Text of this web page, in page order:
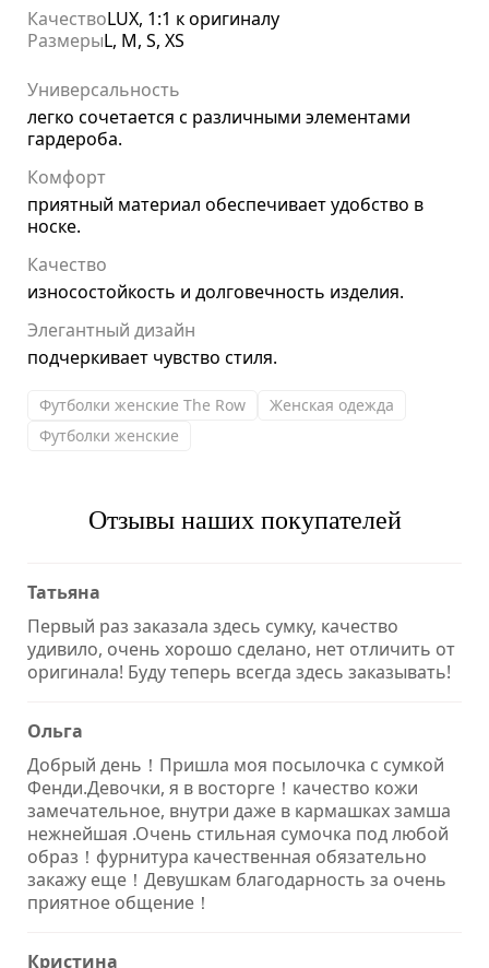
КачествоLUX, 1:1 к оригиналу
РазмерыL, M, S, XS
Универсальность
легко сочетается с различными элементами
гардероба.
Комфорт
приятный материал обеспечивает удобство в
носке.
Качество
износостойкость и долговечность изделия.
Элегантный дизайн
подчеркивает чувство стиля.
Футболки женские The Row
Женская одежда
Футболки женские
Отзывы наших покупателей
Татьяна
Первый раз заказала здесь сумку, качество
удивило, очень хорошо сделано, нет отличить от
оригинала! Буду теперь всегда здесь заказывать!
Ольга
Добрый день！Пришла моя посылочка с сумкой
Фенди.Девочки, я в восторге！качество кожи
замечательное, внутри даже в кармашках замша
нежнейшая .Очень стильная сумочка под любой
образ！фурнитура качественная обязательно
закажу еще！Девушкам благодарность за очень
приятное общение！
Кристина